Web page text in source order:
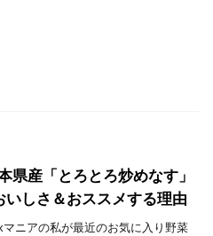
県産「とろとろ炒めなす」
いしさ＆おススメする理由
ニアの私が最近のお気に入り野菜